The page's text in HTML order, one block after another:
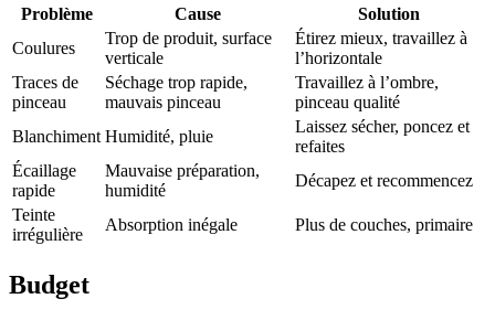
Problème Cause
Solution
Coulures
Trop de produit, surface
verticale
Étirez mieux, travaillez à
l’horizontale
Traces de
pinceau
Séchage trop rapide,
mauvais pinceau
Travaillez à l’ombre,
pinceau qualité
Blanchiment Humidité, pluie
Laissez sécher, poncez et
refaites
Écaillage
rapide
Mauvaise préparation,
humidité
Décapez et recommencez
Teinte
irrégulière
Absorption inégale Plus de couches, primaire
Budget